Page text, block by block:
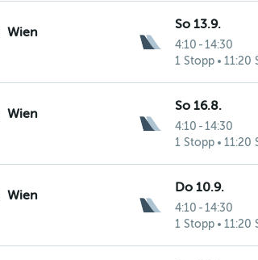
Wien
So 13.9.
4:10 - 14:30
1 Stopp
11:20
Wien
So 16.8.
4:10 - 14:30
1 Stopp
11:20
Wien
Do 10.9.
4:10 - 14:30
1 Stopp
11:20